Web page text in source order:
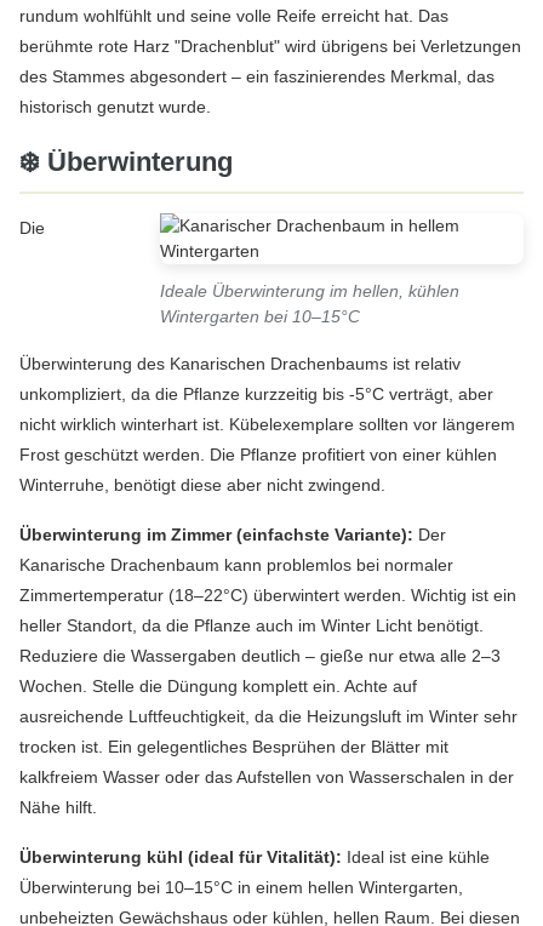
rundum wohlfühlt und seine volle Reife erreicht hat. Das
berühmte rote Harz "Drachenblut" wird übrigens bei Verletzungen
des Stammes abgesondert – ein faszinierendes Merkmal, das
historisch genutzt wurde.
❄️ Überwinterung
Ideale Überwinterung im hellen, kühlen
Wintergarten bei 10–15°C
Die
Überwinterung des Kanarischen Drachenbaums ist relativ
unkompliziert, da die Pflanze kurzzeitig bis -5°C verträgt, aber
nicht wirklich winterhart ist. Kübelexemplare sollten vor längerem
Frost geschützt werden. Die Pflanze profitiert von einer kühlen
Winterruhe, benötigt diese aber nicht zwingend.
Überwinterung im Zimmer (einfachste Variante): Der
Kanarische Drachenbaum kann problemlos bei normaler
Zimmertemperatur (18–22°C) überwintert werden. Wichtig ist ein
heller Standort, da die Pflanze auch im Winter Licht benötigt.
Reduziere die Wassergaben deutlich – gieße nur etwa alle 2–3
Wochen. Stelle die Düngung komplett ein. Achte auf
ausreichende Luftfeuchtigkeit, da die Heizungsluft im Winter sehr
trocken ist. Ein gelegentliches Besprühen der Blätter mit
kalkfreiem Wasser oder das Aufstellen von Wasserschalen in der
Nähe hilft.
Überwinterung kühl (ideal für Vitalität): Ideal ist eine kühle
Überwinterung bei 10–15°C in einem hellen Wintergarten,
unbeheizten Gewächshaus oder kühlen, hellen Raum. Bei diesen